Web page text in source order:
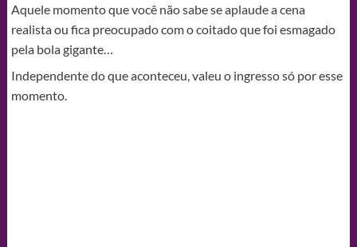
Aquele momento que você não sabe se aplaude a cena
realista ou fica preocupado com o coitado que foi esmagado
pela bola gigante…
Independente do que aconteceu, valeu o ingresso só por esse
momento.